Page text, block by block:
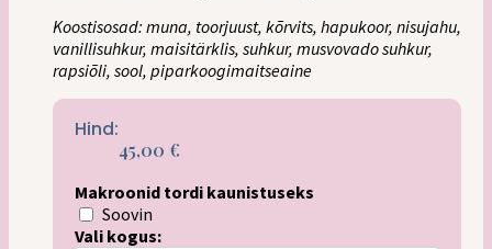
Koostisosad: muna, toorjuust, kõrvits, hapukoor, nisujahu,
vanillisuhkur, maisitärklis, suhkur, musvovado suhkur,
rapsiõli, sool, piparkoogimaitseaine
Hind:
45,00 €
Makroonid tordi kaunistuseks
Soovin
Vali kogus: